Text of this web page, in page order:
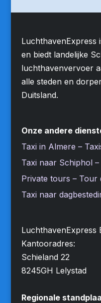
LuchthavenExpress
en biedt landelijke
luchthavenvervoer
alle steden en
Duitsland.
Onze andere
Taxi in Almere –
Taxi naar Schiphol
Private tours – Tour
Taxi naar
LuchthavenExpress
Kantooradres:
Schieland 22
8245GH Lelystad
Regionale